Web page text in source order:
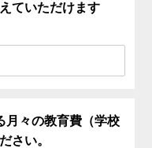
ていただけます
月々の教育費（学校
さい。